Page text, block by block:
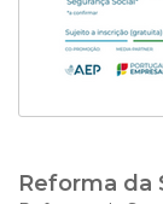
Reforma da